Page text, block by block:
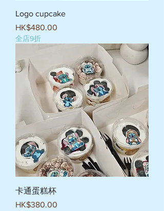
Logo cupcake
價格
HK$480.00
全店9折
卡通蛋糕杯
價格
HK$380.00